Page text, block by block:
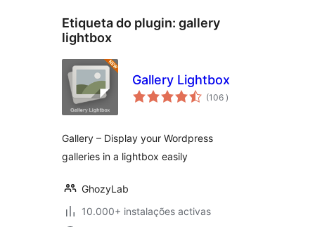
Etiqueta do plugin: gallery
lightbox
Gallery Lightbox
(106 classificações
)
Gallery – Display your Wordpress
galleries in a lightbox easily
GhozyLab
10.000+ instalações activas